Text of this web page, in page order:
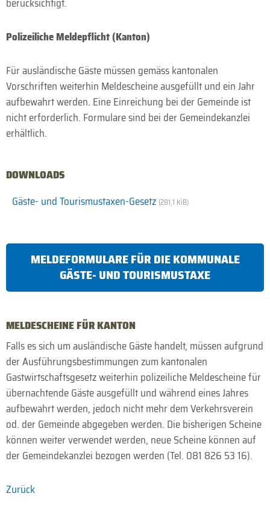
Polizeiliche Meldepflicht (Kanton)
Für ausländische Gäste müssen gemäss kantonalen
Vorschriften weiterhin Meldescheine ausgefüllt und ein Jahr
aufbewahrt werden. Eine Einreichung bei der Gemeinde ist
nicht erforderlich. Formulare sind bei der Gemeindekanzlei
erhältlich.
DOWNLOADS
Gäste- und Tourismustaxen-Gesetz (281,1 KiB)
MELDEFORMULARE FÜR DIE KOMMUNALE
GÄSTE- UND TOURISMUSTAXE
MELDESCHEINE FÜR KANTON
Falls es sich um ausländische Gäste handelt, müssen aufgrund
der Ausführungsbestimmungen zum kantonalen
Gastwirtschaftsgesetz weiterhin polizeiliche Meldescheine für
übernachtende Gäste ausgefüllt und während eines Jahres
aufbewahrt werden, jedoch nicht mehr dem Verkehrsverein
od. der Gemeinde abgegeben werden. Die bisherigen Scheine
können weiter verwendet werden, neue Scheine können auf
der Gemeindekanzlei bezogen werden (Tel. 081 826 53 16).
Zurück